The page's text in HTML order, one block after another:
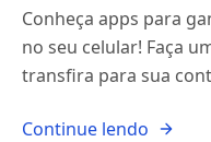
Conheça apps para
no seu celular! Faça
transfira para sua
Continue lendo